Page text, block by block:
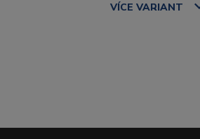
VÍCE VARIANT